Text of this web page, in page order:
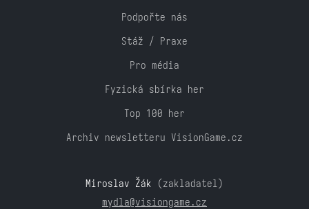
Podpořte nás
Stáž / Praxe
Pro média
Fyzická sbírka her
Top 100 her
Archiv newsletteru VisionGame.cz
Miroslav Žák (zakladatel)
mydla@visiongame.cz